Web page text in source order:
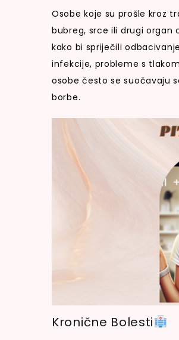
Osobe koje su prošle kroz
bubreg, srce ili drugi organ
kako bi spriječili
infekcije, probleme s
osobe često se suočavaju
borbe.
Kronične Bolesti